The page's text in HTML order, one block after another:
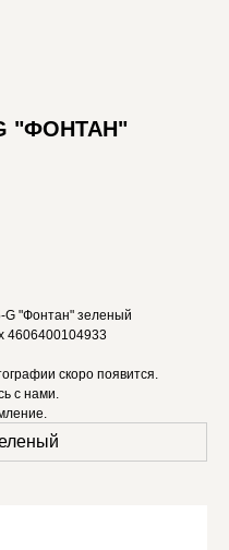
"ФОНТАН"
"Фонтан" зеленый
4606400104933
скоро появится.
с нами.